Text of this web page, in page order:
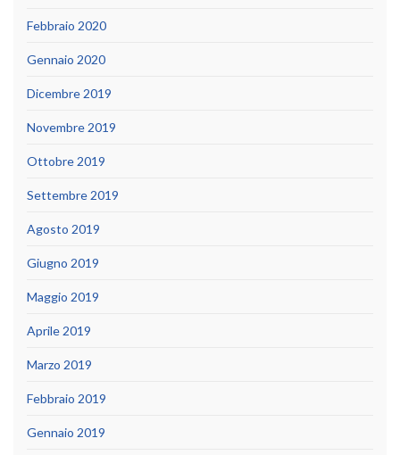
Febbraio 2020
Gennaio 2020
Dicembre 2019
Novembre 2019
Ottobre 2019
Settembre 2019
Agosto 2019
Giugno 2019
Maggio 2019
Aprile 2019
Marzo 2019
Febbraio 2019
Gennaio 2019